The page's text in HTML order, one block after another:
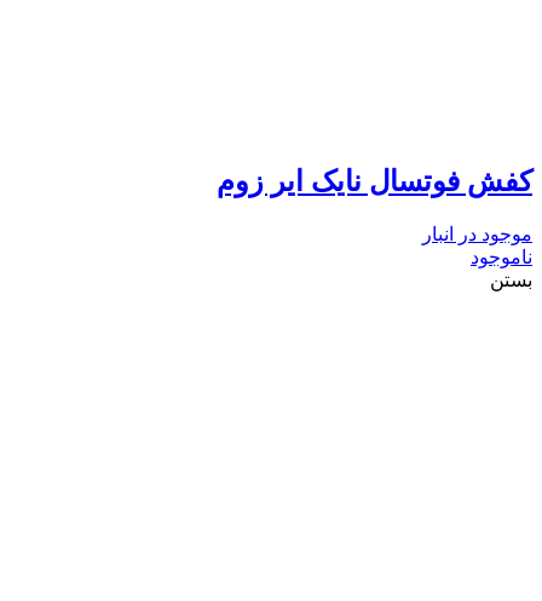
کفش فوتسال نایک ایر زوم
موجود در انبار
ناموجود
بستن